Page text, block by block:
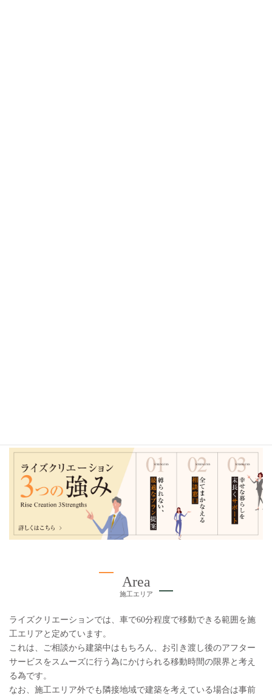
Area
施工エリア
ライズクリエーションでは、車で60分程度で移動できる範囲を施
工エリアと定めています。
これは、ご相談から建築中はもちろん、お引き渡し後のアフター
サービスをスムーズに行う為にかけられる移動時間の限界と考え
る為です。
なお、施工エリア外でも隣接地域で建築を考えている場合は事前